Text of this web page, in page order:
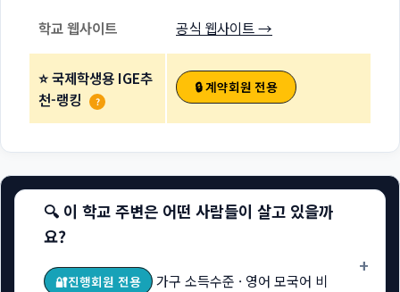
학교 웹사이트 공식 웹사이트 →
⭐ 국제학생용 IGE추
천-랭킹
?
🔒 계약회원 전용
🔍 이 학교 주변은 어떤 사람들이 살고 있을까
요?
🔐진행회원 전용
가구 소득수준 · 영어 모국어 비
+